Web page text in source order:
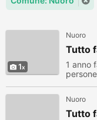
1
Nuoro
Tutto
1 anno
Nuoro
Tutto